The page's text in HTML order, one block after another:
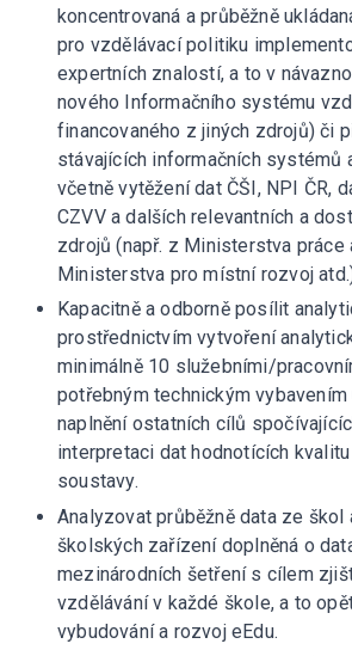
koncentrovaná a průběžně
pro vzdělávací politiku
expertních znalostí, a to v
nového Informačního systému
financovaného z jiných zdrojů) či
stávajících informačních systémů
včetně vytěžení dat ČŠI, NPI ČR,
CZVV a dalších relevantních a
zdrojů (např. z Ministerstva práce
Ministerstva pro místní rozvoj
Kapacitně a odborně posílit
prostřednictvím vytvoření
minimálně 10 služebními/
potřebným technickým
naplnění ostatních cílů
interpretaci dat hodnotících
soustavy.
Analyzovat průběžně data ze škol
školských zařízení doplněná o
mezinárodních šetření s cílem
vzdělávání v každé škole, a to
vybudování a rozvoj eEdu.